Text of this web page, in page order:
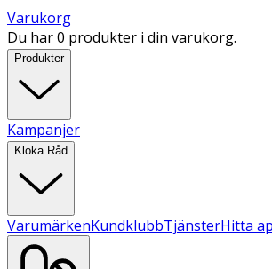
Varukorg
Du har 0 produkter i din varukorg.
Produkter
Kampanjer
Kloka Råd
VarumärkenKundklubbTjänsterHitta